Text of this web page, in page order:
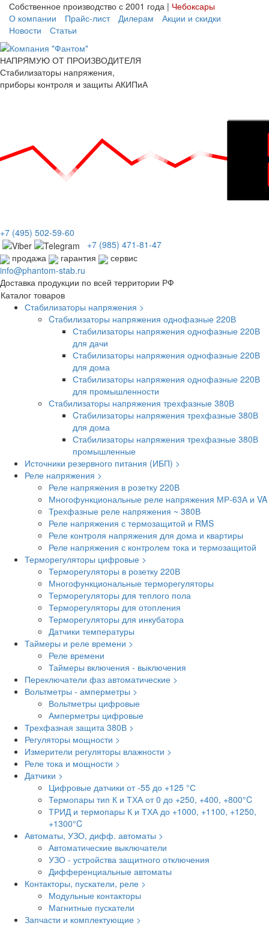
Собственное производство с 2001 года | Чебоксары
О компании
Прайс-лист Дилерам
Акции и скидки
Новости
Статьи
НАПРЯМУЮ ОТ ПРОИЗВОДИТЕЛЯ
Стабилизаторы напряжения,
приборы контроля и защиты АКИПиА
+7 (495) 502-59-60
+7 (985) 471-81-47
продажа
гарантия
сервис
info@phantom-stab.ru
Доставка продукции по всей территории РФ
Каталог товаров
Стабилизаторы напряжения >
Cтабилизаторы напряжения однофазные 220В
Стабилизаторы напряжения однофазные 220В
для дачи
Стабилизаторы напряжения однофазные 220В
для дома
Стабилизаторы напряжения однофазные 220В
для промышленности
Стабилизаторы напряжения трехфазные 380В
Cтабилизаторы напряжения трехфазные 380В
для дома
Стабилизаторы напряжения трехфазные 380В
промышленные
Источники резервного питания (ИБП) >
Реле напряжения >
Реле напряжения в розетку 220В
Многофункциональные реле напряжения МР-63А и VA
Трехфазные реле напряжения ~ 380В
Реле напряжения с термозащитой и RMS
Реле контроля напряжения для дома и квартиры
Реле напряжения с контролем тока и термозащитой
Терморегуляторы цифровые >
Терморегуляторы в розетку 220В
Многофункциональные терморегуляторы
Терморегуляторы для теплого пола
Терморегуляторы для отопления
Терморегуляторы для инкубатора
Датчики температуры
Таймеры и реле времени >
Реле времени
Таймеры включения - выключения
Переключатели фаз автоматические >
Вольтметры - амперметры >
Вольтметры цифровые
Амперметры цифровые
Трехфазная защита 380В >
Регуляторы мощности >
Измерители регуляторы влажности >
Реле тока и мощности >
Датчики >
Цифровые датчики от -55 до +125 °С
Термопары тип К и ТХА от 0 до +250, +400, +800°C
ТРИД и термопары К и ТХА до +1000, +1100, +1250,
+1300°C
Автоматы, УЗО, дифф. автоматы >
Автоматические выключатели
УЗО - устройства защитного отключения
Дифференциальные автоматы
Контакторы, пускатели, реле >
Модульные контакторы
Магнитные пускатели
Запчасти и комплектующие >